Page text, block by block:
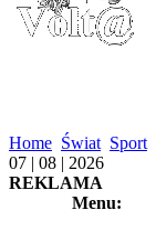
Home Świat Sport
07 | 08 | 2026
REKLAMA
Menu: